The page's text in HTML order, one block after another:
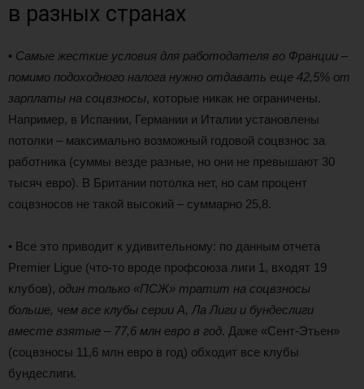
в разных странах
• Самые жесткие условия для работодателя во Франции –
помимо подоходного налога нужно отдавать еще 42,5% от
зарплаты на соцвзносы, которые никак не ограничены.
Например, в Испании, Германии и Италии установлены
потолки – максимально возможный годовой соцвзнос за
работника (суммы везде разные, но они не превышают 30
тысяч евро). В Британии потолка нет, но сам процент
соцвзносов не такой высокий – суммарно 25,8.
• Все это приводит к удивительному: по данным отчета
Premier Ligue (что-то вроде профсоюза лиги 1, входят 19
клубов), один только «ПСЖ» тратит на соцвзносы
больше, чем все клубы серии А, Ла Лиги и бундеслиги
вместе взятые – 77,6 млн евро в год. Даже «Сент-Этьен»
(соцвзносы 11,6 млн евро в год) обходит все клубы
бундеслиги.